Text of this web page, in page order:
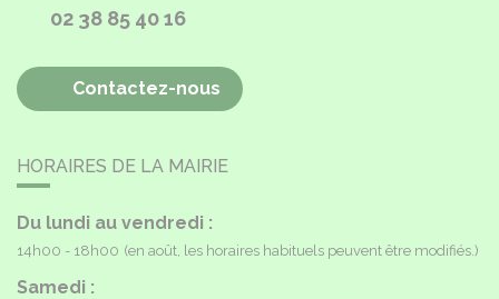
02 38 85 40 16
Contactez-nous
HORAIRES DE LA MAIRIE
Du lundi au vendredi :
14h00 - 18h00 (en août, les horaires habituels peuvent être modifiés.)
Samedi :